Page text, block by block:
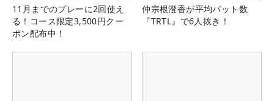
11月までのプレーに2回使え
る！コース限定3,500円クー
ポン配布中！
仲宗根澄香が平均パット数
『TRTL』で6人抜き！